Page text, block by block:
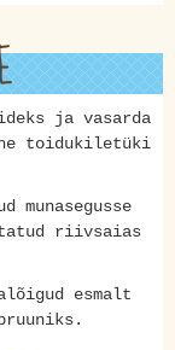
ja vasarda
toidukiletüki
riivsaias
esmalt